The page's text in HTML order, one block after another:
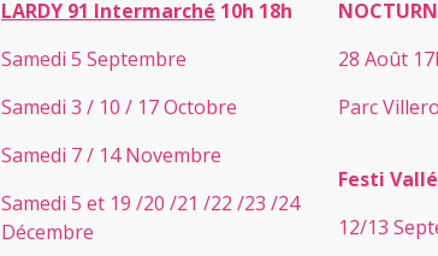
LARDY 91 Intermarché 10h 18h
Samedi 5 Septembre
Samedi 3 / 10 / 17 Octobre
Samedi 7 / 14 Novembre
Samedi 5 et 19 /20 /21 /22 /23 /24
Décembre
28 Août
Parc
Festi
12/13